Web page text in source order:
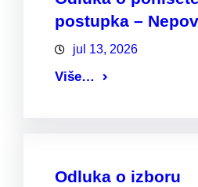
postupka –
jul 13, 2026
Više…
Odluka o izboru